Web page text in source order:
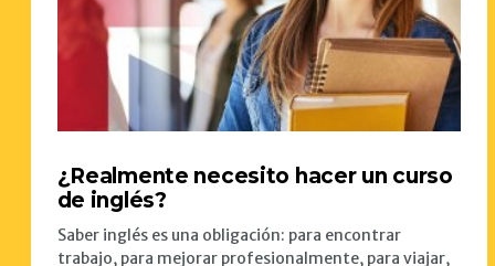
¿Realmente necesito hacer un curso
de inglés?
Saber inglés es una obligación: para encontrar
trabajo, para mejorar profesionalmente, para viajar,